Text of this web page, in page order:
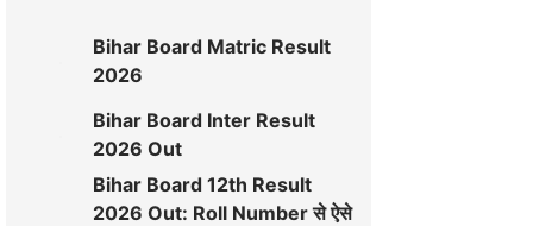
Bihar Board Matric Result
2026
Bihar Board Inter Result
2026 Out
Bihar Board 12th Result
2026 Out: Roll Number से ऐसे